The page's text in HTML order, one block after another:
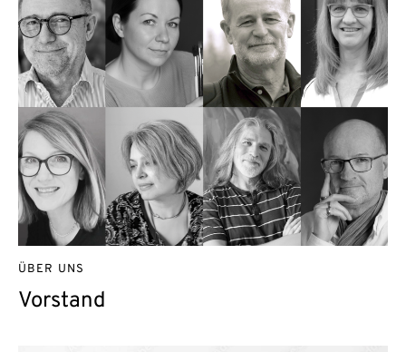
Vorstand
ÜBER UNS